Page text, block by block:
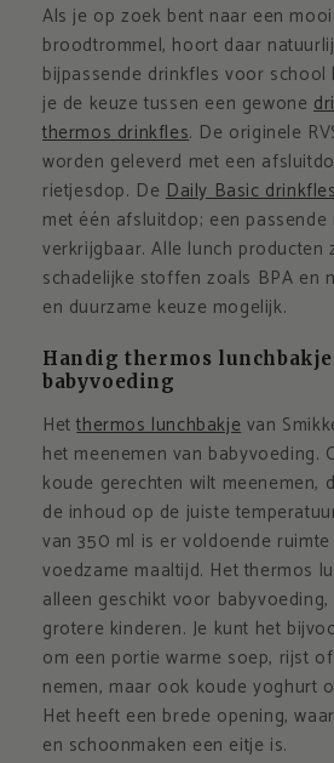
Als je op zoek bent naar een
broodtrommel, hoort daar
bijpassende drinkfles voor school
je de keuze tussen een gewone
thermos drinkfles. De originele
worden geleverd met een
rietjesdop. De Daily Basic
met één afsluitdop; een
verkrijgbaar. Alle lunch producten
schadelijke stoffen zoals BPA en
en duurzame keuze mogelijk.
Handig thermos
babyvoeding
Hetthermos lunchbakje van
het meenemen van babyvoeding.
koude gerechten wilt meenemen,
de inhoud op de juiste
van 350 ml is er voldoende
voedzame maaltijd. Het thermos
alleen geschikt voor
grotere kinderen. Je kunt het
om een portie warme soep, rijst
nemen, maar ook koude yoghurt
Het heeft een brede opening,
en schoonmaken een eitje is.